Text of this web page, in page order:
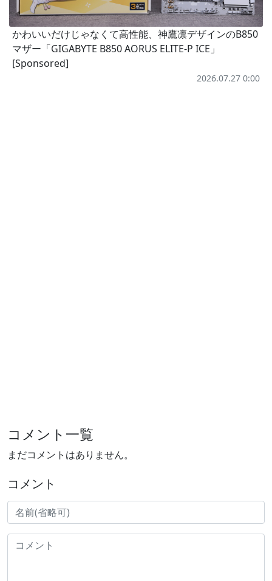
かわいいだけじゃなくて高性能、神鷹凛デザインのB850
マザー「GIGABYTE B850 AORUS ELITE-P ICE」
[Sponsored]
2026.07.27 0:00
コメント一覧
まだコメントはありません。
コメント